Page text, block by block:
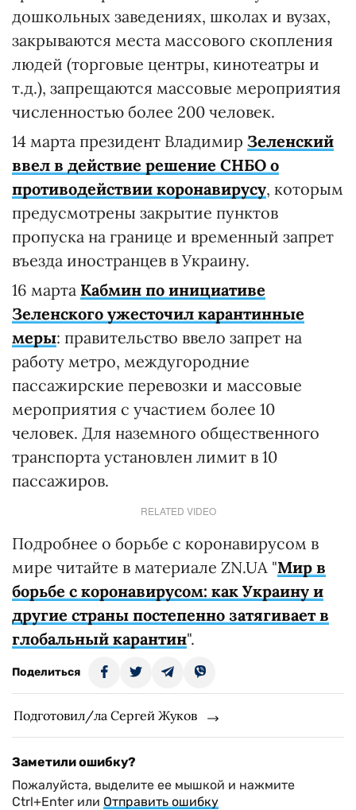
дошкольных заведениях, школах и вузах,
закрываются места массового скопления
людей (торговые центры, кинотеатры и
т.д.), запрещаются массовые мероприятия
численностью более 200 человек.
14 марта президент Владимир Зеленский
ввел в действие решение СНБО о
противодействии коронавирусу, которым
предусмотрены закрытие пунктов
пропуска на границе и временный запрет
въезда иностранцев в Украину.
16 марта Кабмин по инициативе
Зеленского ужесточил карантинные
меры: правительство ввело запрет на
работу метро, междугородние
пассажирские перевозки и массовые
мероприятия с участием более 10
человек. Для наземного общественного
транспорта установлен лимит в 10
пассажиров.
RELATED VIDEO
Подробнее о борьбе с коронавирусом в
мире читайте в материале ZN.UA "Мир в
борьбе с коронавирусом: как Украину и
другие страны постепенно затягивает в
глобальный карантин".
Поделиться
Подготовил/ла Сергей Жуков
Заметили ошибку?
Пожалуйста, выделите ее мышкой и нажмите
Ctrl+Enter или Отправить ошибку